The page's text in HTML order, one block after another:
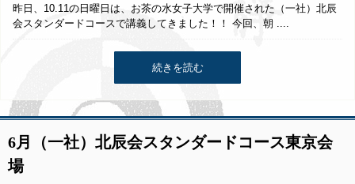
昨日、10.11の日曜日は、お茶の水女子大学で開催された（一社）北辰
会スタンダードコースで講義してきました！！ 今回、朝 ....
続きを読む
6月（一社）北辰会スタンダードコース東京会
場